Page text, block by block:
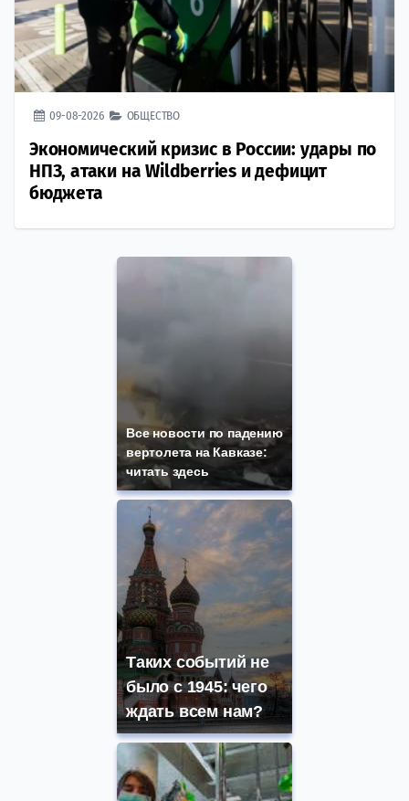
09-08-2026 ОБЩЕСТВО
Экономический кризис в России: удары по
НПЗ, атаки на Wildberries и дефицит
бюджета
Все новости по падению
вертолета на Кавказе:
читать здесь
Таких событий не
было с 1945: чего
ждать всем нам?